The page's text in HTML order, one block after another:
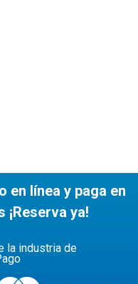
en línea y paga en
ya!
la industria de